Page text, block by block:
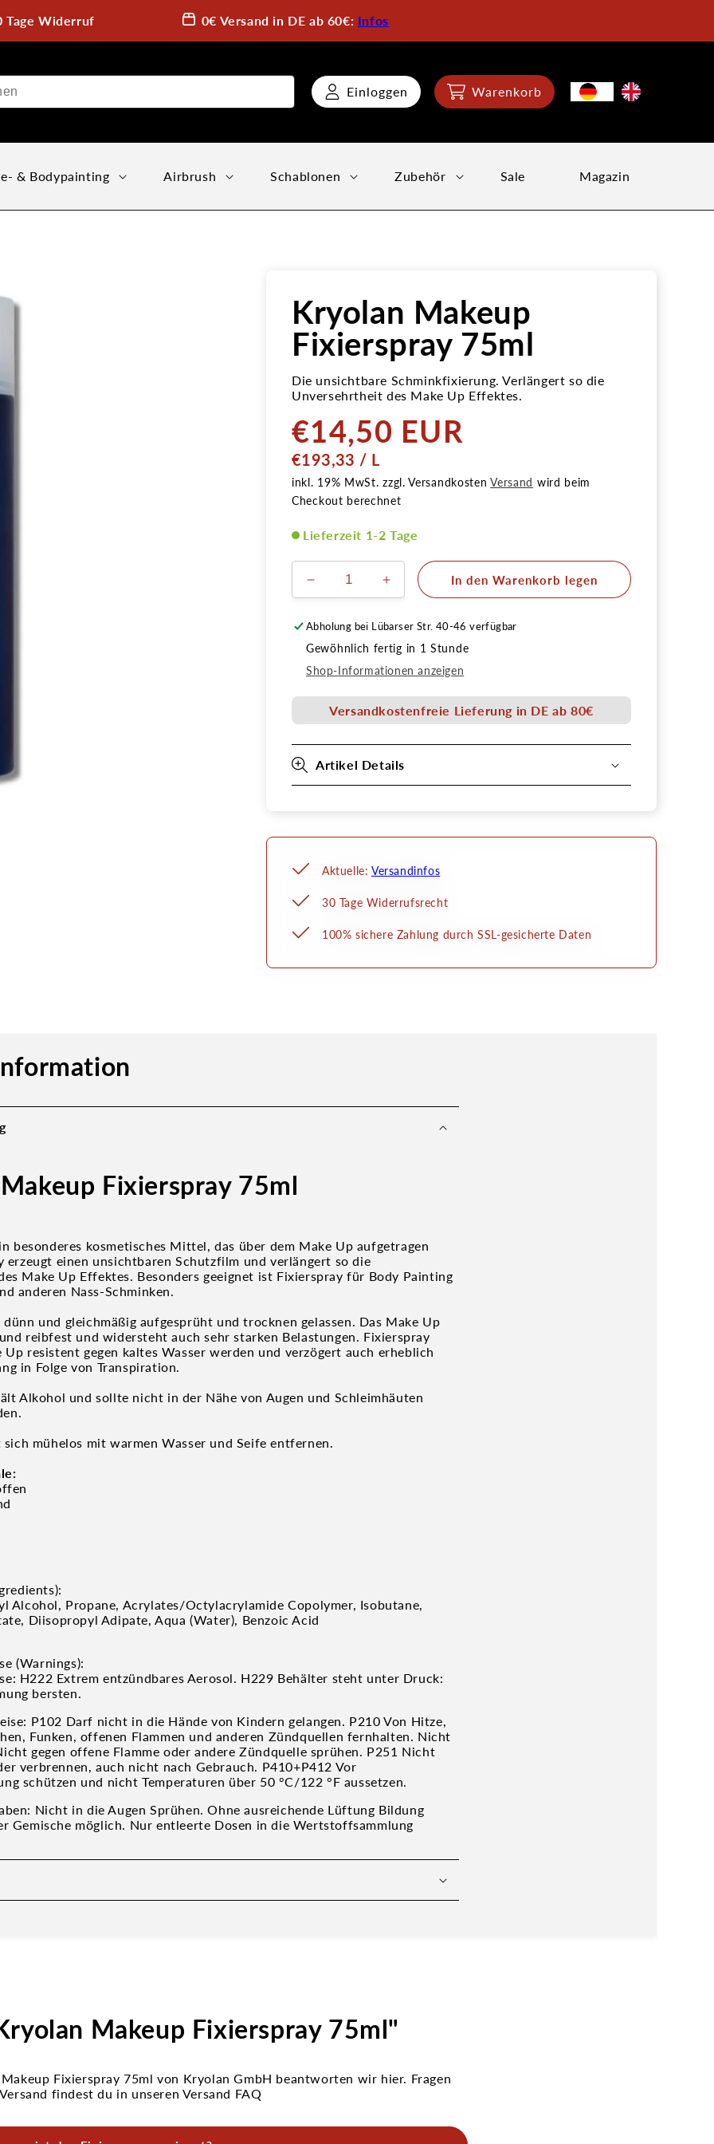
Tage Widerruf 0€ Versand in DE ab 60€: Infos
Einloggen Warenkorb
& Bodypainting Airbrush Schablonen Zubehör Sale Magazin
Kryolan Makeup
Fixierspray 75ml
Die unsichtbare Schminkfixierung. Verlängert so die
Unversehrtheit des Make Up Effektes.
Normaler
Preis
€14,50 EUR
GRUNDPREIS
€193,33 / PRO
L
inkl. 19% MwSt. zzgl. VersandkostenVersand wird beim
Checkout berechnet
Lieferzeit 1-2 Tage
Verringere
die
Menge
Kryolan
Makeup
75ml
Erhöhe
die
Menge
Kryolan
Makeup
75ml
In den Warenkorb legen
Abholung bei Lübarser Str. 40-46 verfügbar
Gewöhnlich fertig in 1 Stunde
Shop-Informationen anzeigen
Versandkostenfreie Lieferung in DE ab 80€
Artikel Details
Aktuelle: Versandinfos
30 Tage Widerrufsrecht
100% sichere Zahlung durch SSL-gesicherte Daten
Fixierspray 75ml
besonderes kosmetisches Mittel, das über dem Make Up aufgetragen
erzeugt einen unsichtbaren Schutzfilm und verlängert so die
Make Up Effektes. Besonders geeignet ist Fixierspray für Body Painting
anderen Nass-Schminken.
und gleichmäßig aufgesprüht und trocknen gelassen. Das Make Up
reibfest und widersteht auch sehr starken Belastungen. Fixierspray
Up resistent gegen kaltes Wasser werden und verzögert auch erheblich
in Folge von Transpiration.
Alkohol und sollte nicht in der Nähe von Augen und Schleimhäuten
mühelos mit warmen Wasser und Seife entfernen.
Alcohol, Propane, Acrylates/Octylacrylamide Copolymer, Isobutane,
Diisopropyl Adipate, Aqua (Water), Benzoic Acid
(Warnings):
H222 Extrem entzündbares Aerosol. H229 Behälter steht unter Druck:
bersten.
P102 Darf nicht in die Hände von Kindern gelangen. P210 Von Hitze,
Funken, offenen Flammen und anderen Zündquellen fernhalten. Nicht
gegen offene Flamme oder andere Zündquelle sprühen. P251 Nicht
verbrennen, auch nicht nach Gebrauch. P410+P412 Vor
schützen und nicht Temperaturen über 50 °C/122 °F aussetzen.
Nicht in die Augen Sprühen. Ohne ausreichende Lüftung Bildung
Gemische möglich. Nur entleerte Dosen in die Wertstoffsammlung
Makeup Fixierspray 75ml"
Fixierspray 75ml von Kryolan GmbH beantworten wir hier. Fragen
findest du in unseren Versand FAQ